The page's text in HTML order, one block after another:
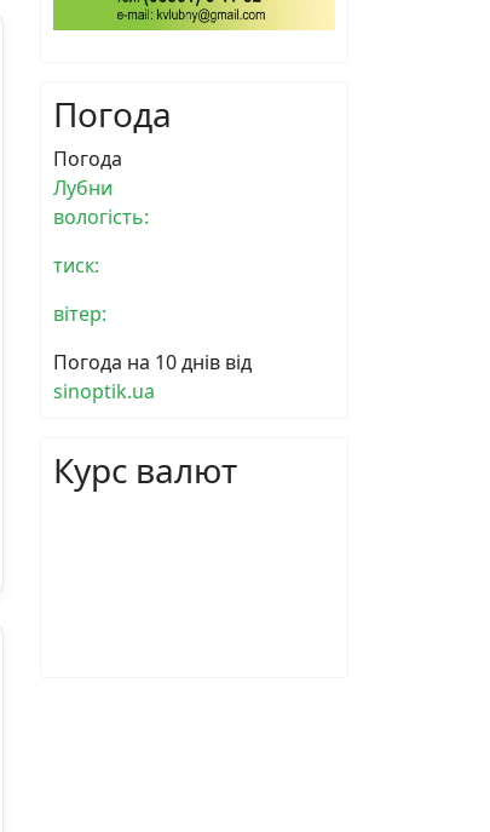
Погода
Погода
Лубни
вологість:
тиск:
вітер:
Погода на 10 днів від
sinoptik.ua
Курс валют